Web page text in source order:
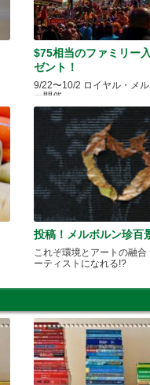
$75相当のファミリー
ゼント！
9/22〜10/2 ロイヤル・メ
ー開催
投稿！メルボルン珍
これぞ環境とアートの融合
ーティストになれる!?